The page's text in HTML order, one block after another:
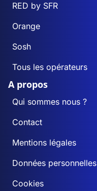
RED by SFR
Orange
Sosh
Tous les opérateurs
A propos
Qui sommes nous ?
Contact
Mentions légales
Données personnelles
Cookies